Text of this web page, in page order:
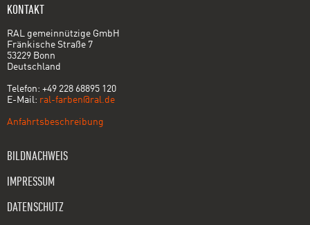
KONTAKT
RAL gemeinnützige GmbH
Fränkische Straße 7
53229 Bonn
Deutschland
Telefon: +49 228 68895 120
E-Mail: ral-farben@ral.de
Anfahrtsbeschreibung
BILDNACHWEIS
IMPRESSUM
DATENSCHUTZ